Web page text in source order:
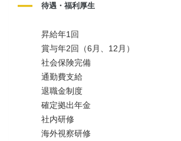
待遇・福利厚生
昇給年1回
賞与年2回（6月、12月）
社会保険完備
通勤費支給
退職金制度
確定拠出年金
社内研修
海外視察研修